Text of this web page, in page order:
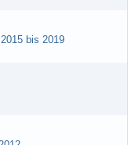
bis 2019